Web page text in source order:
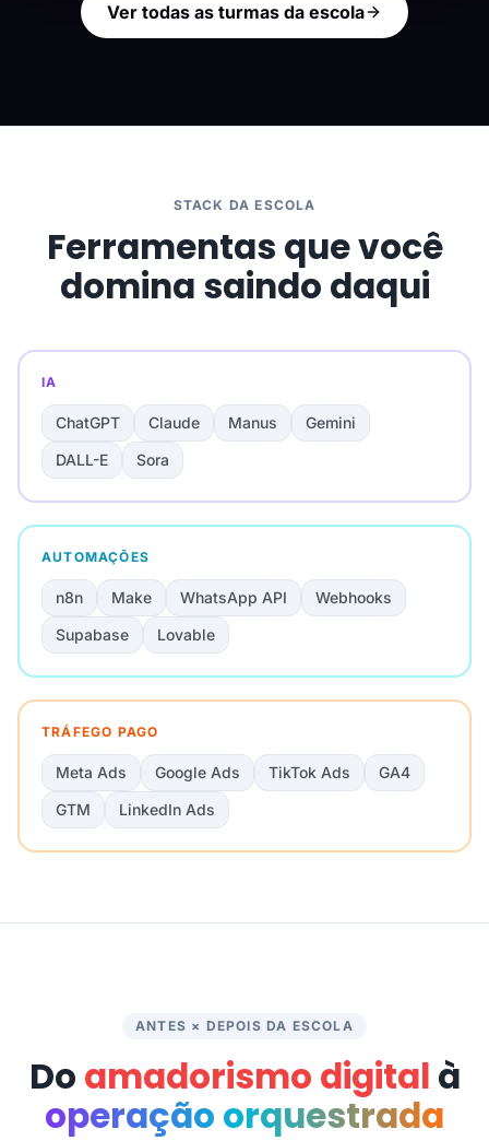
Ver todas as turmas da escola
STACK DA ESCOLA
Ferramentas que você
domina saindo daqui
IA
ChatGPT Claude Manus
Gemini
DALL-E
Sora
AUTOMAÇÕES
n8n Make WhatsApp API
Webhooks
Supabase
Lovable
TRÁFEGO PAGO
Meta Ads Google Ads TikTok Ads
GA4
GTM
LinkedIn Ads
ANTES × DEPOIS DA ESCOLA
Do amadorismo digital à
operação orquestrada